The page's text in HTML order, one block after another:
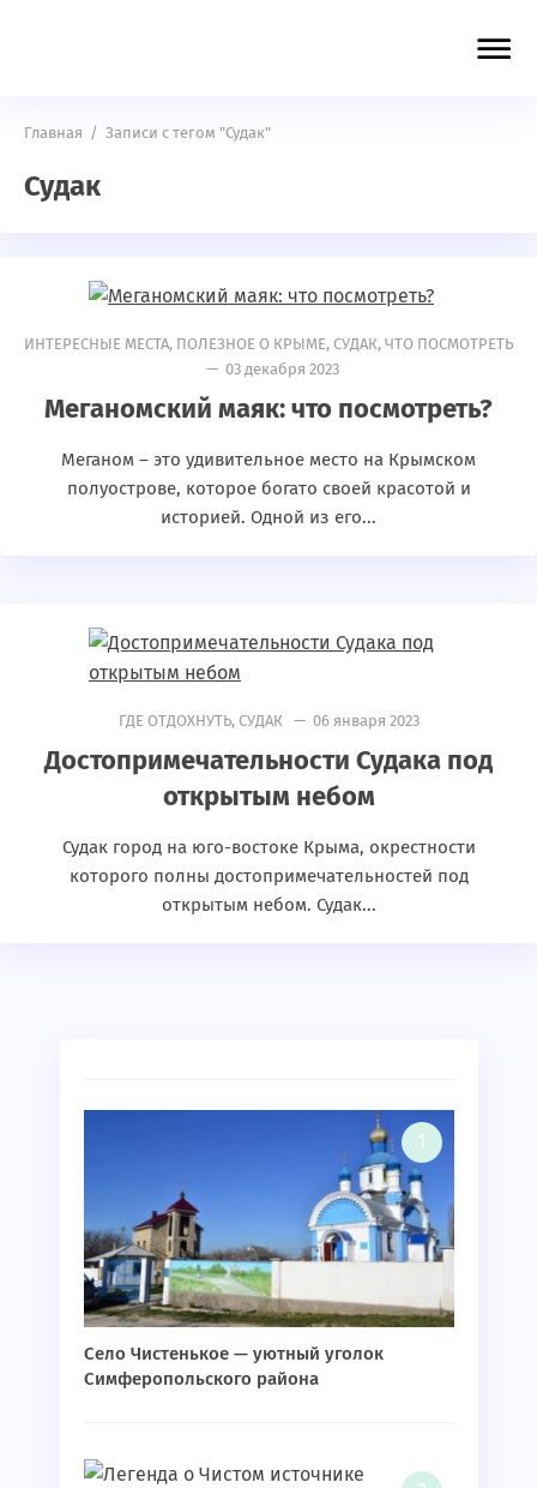
Главная / Записи с тегом "Судак"
Судак
ИНТЕРЕСНЫЕ МЕСТА, ПОЛЕЗНОЕ О КРЫМЕ, СУДАК, ЧТО ПОСМОТРЕТЬ
— 03 декабря 2023
Меганомский маяк: что посмотреть?
Меганом – это удивительное место на Крымском
полуострове, которое богато своей красотой и
историей. Одной из его...
ГДЕ ОТДОХНУТЬ, СУДАК— 06 января 2023
Достопримечательности Судака под
открытым небом
Судак город на юго-востоке Крыма, окрестности
которого полны достопримечательностей под
открытым небом. Судак...
Село Чистенькое — уютный уголок
Симферопольского района